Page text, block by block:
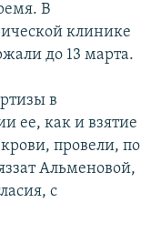
В
клинике
до 13 марта.
в
ее, как и взятие
провели, по
Альменовой,
с